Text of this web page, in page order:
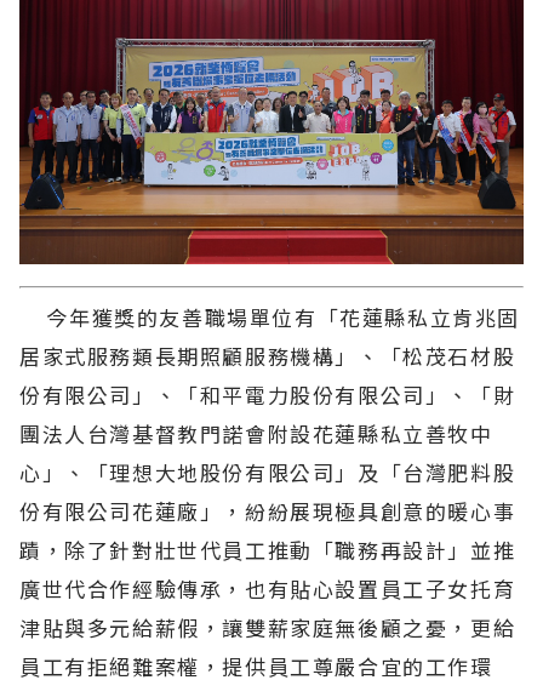
今年獲獎的友善職場單位有「花蓮縣私立肯兆固
居家式服務類長期照顧服務機構」、「松茂石材股
份有限公司」、「和平電力股份有限公司」、「財
團法人台灣基督教門諾會附設花蓮縣私立善牧中
心」、「理想大地股份有限公司」及「台灣肥料股
份有限公司花蓮廠」，紛紛展現極具創意的暖心事
蹟，除了針對壯世代員工推動「職務再設計」並推
廣世代合作經驗傳承，也有貼心設置員工子女托育
津貼與多元給薪假，讓雙薪家庭無後顧之憂，更給
員工有拒絕難案權，提供員工尊嚴合宜的工作環